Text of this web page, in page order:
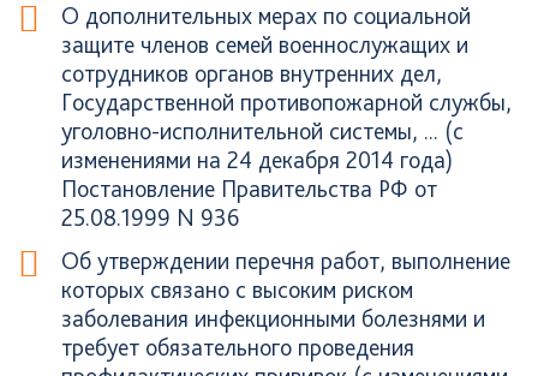
О дополнительных мерах по социальной
защите членов семей военнослужащих и
сотрудников органов внутренних дел,
Государственной противопожарной службы,
уголовно-исполнительной системы, ... (с
изменениями на 24 декабря 2014 года)
Постановление Правительства РФ от
25.08.1999 N 936
Об утверждении перечня работ, выполнение
которых связано с высоким риском
заболевания инфекционными болезнями и
требует обязательного проведения